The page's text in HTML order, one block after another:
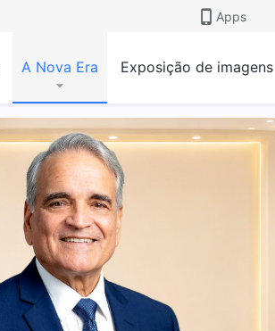
Apps
A Nova Era Exposição de imagens